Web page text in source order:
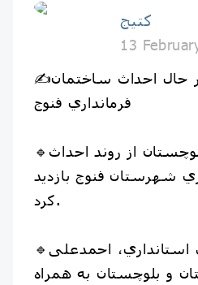
کتیج
13
✍️بازديد استاندار از پروژه در حال احداث ساختمان
فرمانداري فنوج
🔹استاندار سيستان و بلوچستان از روند احداث
شهرستان فنوج بازديد
كرد.
🔹به گزارش روابط عمومي استانداري، احمدعلی
و بلوچستان به همراه